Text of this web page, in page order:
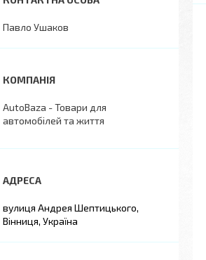
Павло Ушаков
AutoBaza - Товари для
автомобілей та життя
вулиця Андрея Шептицького,
Вінниця, Україна